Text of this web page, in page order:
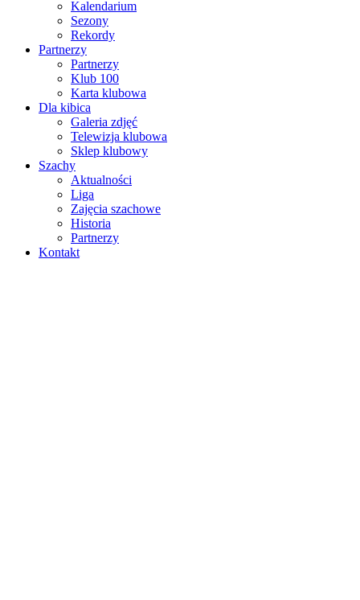
Kalendarium
Sezony
Rekordy
Partnerzy
Partnerzy
Klub 100
Karta klubowa
Dla kibica
Galeria zdjęć
Telewizja klubowa
Sklep klubowy
Szachy
Aktualności
Liga
Zajęcia szachowe
Historia
Partnerzy
Kontakt